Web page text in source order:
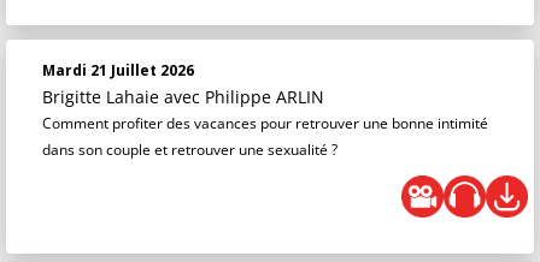
Mardi 21 Juillet 2026
Brigitte Lahaie avec Philippe ARLIN
Comment profiter des vacances pour retrouver une bonne intimité
dans son couple et retrouver une sexualité ?